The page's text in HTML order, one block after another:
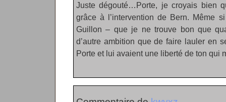
Juste dégouté…Porte, je croyais bien
grâce à l’intervention de Bern. Même
Guillon – que je ne trouve bon que
d’autre ambition que de faire lauler en
Porte et lui avaient une liberté de ton qui